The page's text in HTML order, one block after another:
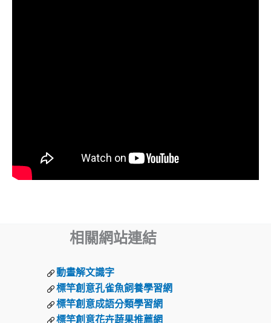
相關網站連結
動畫解文識字
標竿創意孔雀魚飼養學習網
標竿創意成語分類學習網
標竿創意花卉蔬果推薦網